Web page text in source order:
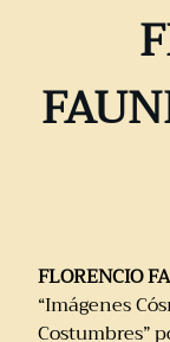
FLORENCIO
“Imágenes
Costumbres”